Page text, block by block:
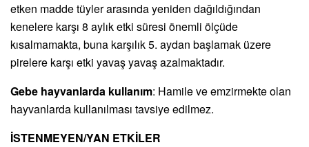
etken madde tüyler arasında yeniden dağıldığından
kenelere karşı 8 aylık etki süresi önemli ölçüde
kısalmamakta, buna karşılık 5. aydan başlamak üzere
pirelere karşı etki yavaş yavaş azalmaktadır.
Gebe hayvanlarda kullanım: Hamile ve emzirmekte olan
hayvanlarda kullanılması tavsiye edilmez.
İSTENMEYEN/YAN ETKİLER